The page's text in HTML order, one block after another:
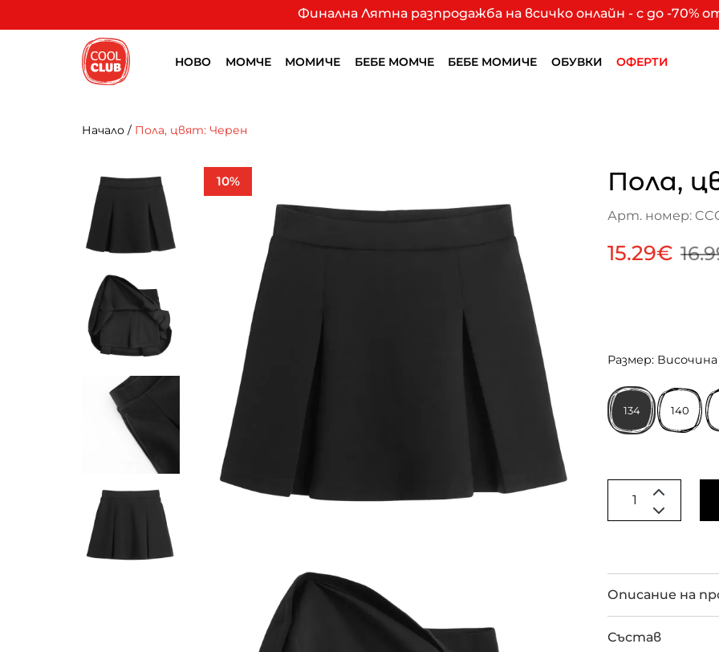
Финална Лятна разпродажба на всичко онлайн - с до -70%
НОВО МОМЧЕ МОМИЧЕ БЕБЕ МОМЧЕ БЕБЕ МОМИЧЕ ОБУВКИ ОФЕРТИ
Начало / Пола, цвят: Черен
10% Пола,
Арт. номер:
15.29€
Размер:
134 140
Описание на
Състав